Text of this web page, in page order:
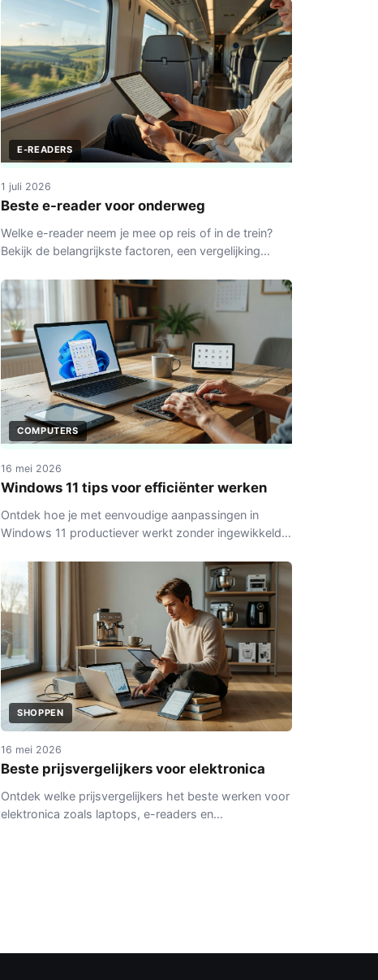
E-READERS
1 juli 2026
Beste e-reader voor onderweg
Welke e-reader neem je mee op reis of in de trein?
Bekijk de belangrijkste factoren, een vergelijking
onderweg.
COMPUTERS
16 mei 2026
Windows 11 tips voor efficiënter werken
Ontdek hoe je met eenvoudige aanpassingen in
Windows 11 productiever werkt zonder ingewikkelde
SHOPPEN
16 mei 2026
Beste prijsvergelijkers voor elektronica
Ontdek welke prijsvergelijkers het beste werken voor
elektronica zoals laptops, e-readers en